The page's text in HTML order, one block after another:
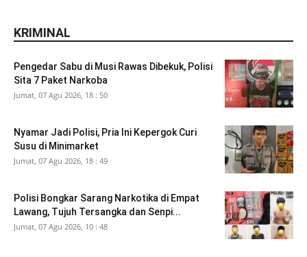
KRIMINAL
Pengedar Sabu di Musi Rawas Dibekuk, Polisi
Sita 7 Paket Narkoba
Jumat, 07 Agu 2026, 18 : 50
Nyamar Jadi Polisi, Pria Ini Kepergok Curi
Susu di Minimarket
Jumat, 07 Agu 2026, 18 : 49
Polisi Bongkar Sarang Narkotika di Empat
Lawang, Tujuh Tersangka dan Senpi...
Jumat, 07 Agu 2026, 10 : 48